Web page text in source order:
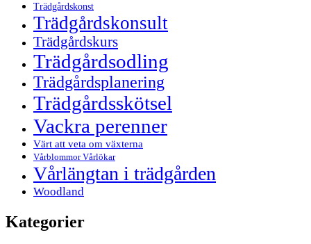
Trädgårdskonst
Trädgårdskonsult
Trädgårdskurs
Trädgårdsodling
Trädgårdsplanering
Trädgårdsskötsel
Vackra perenner
Värt att veta om växterna
Vårblommor Vårlökar
Vårlängtan i trädgården
Woodland
Kategorier